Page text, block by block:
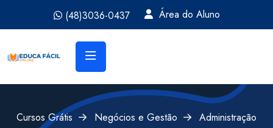
(48)3036-0437 Área do Aluno
Cursos Grátis Negócios e Gestão Administração